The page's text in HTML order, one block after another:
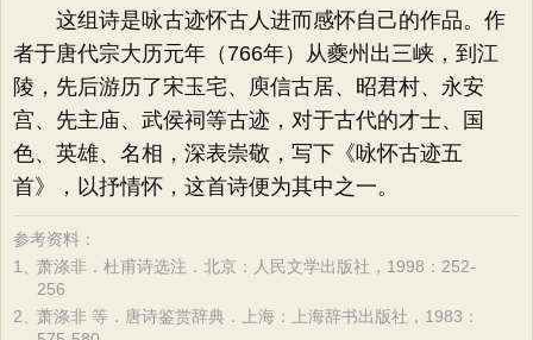
这组诗是咏古迹怀古人进而感怀自己的作品。作
者于唐代宗大历元年（766年）从夔州出三峡，到江
陵，先后游历了宋玉宅、庾信古居、昭君村、永安
宫、先主庙、武侯祠等古迹，对于古代的才士、国
色、英雄、名相，深表崇敬，写下《咏怀古迹五
首》，以抒情怀，这首诗便为其中之一。
参考资料：
1、萧涤非．杜甫诗选注．北京：人民文学出版社，1998：252-
256
2、萧涤非 等．唐诗鉴赏辞典．上海：上海辞书出版社，1983：